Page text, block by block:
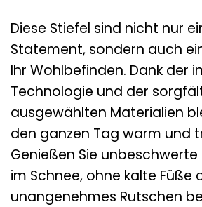
Diese Stiefel sind nicht nur
Statement, sondern auch
Ihr Wohlbefinden. Dank der
Technologie und der
ausgewählten Materialien
den ganzen Tag warm und
Genießen Sie
im Schnee, ohne kalte Füße
unangenehmes Rutschen